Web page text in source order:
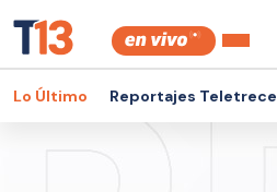
Lo Último Reportajes Teletrece